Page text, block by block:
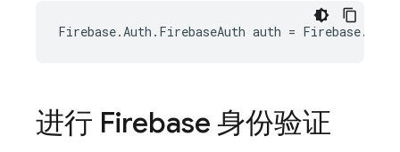
Firebase.Auth . FirebaseAuth auth = Firebase.
进行 Firebase 身份验证